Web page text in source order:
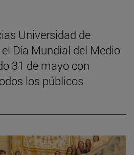
Universidad de
Día Mundial del Medio
31 de mayo con
los públicos